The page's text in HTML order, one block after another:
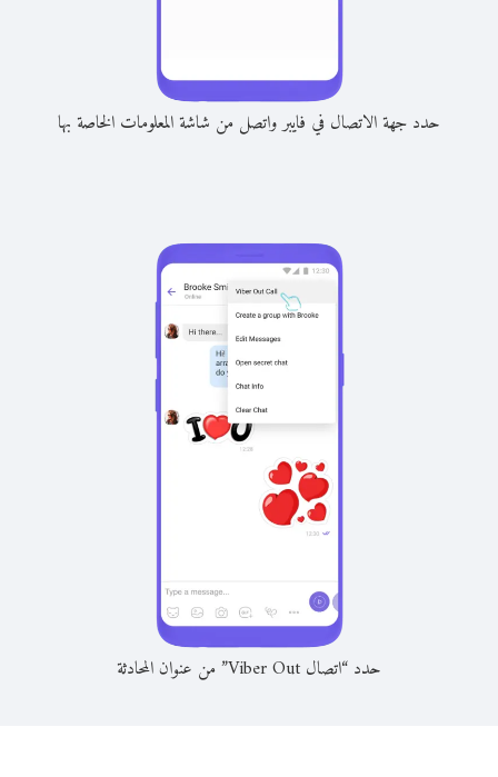
حدد جهة الاتصال في فايبر واتصل من شاشة المعلومات الخاصة بها
حدد “اتصال Viber Out” من عنوان المحادثة